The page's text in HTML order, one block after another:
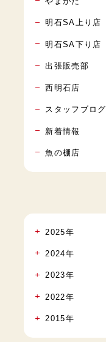
明石SA上り店
明石SA下り店
出張販売部
西明石店
スタッフブログ
新着情報
魚の棚店
2025年
2024年
2023年
2022年
2015年